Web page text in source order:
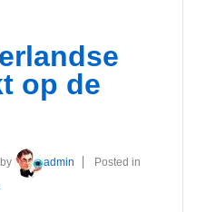
op de
by admin
Posted in